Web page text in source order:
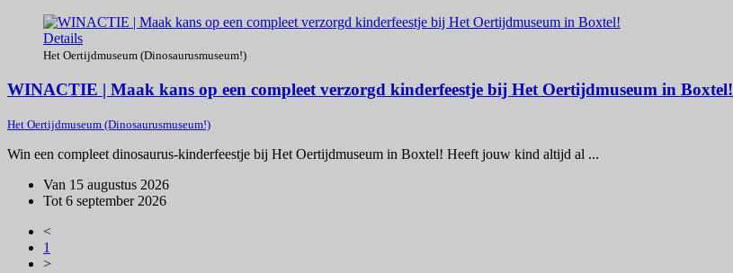
Details
Het Oertijdmuseum (Dinosaurusmuseum!)
WINACTIE | Maak kans op een compleet verzorgd kinderfeestje bij Het Oertijdmuseum in Boxtel!
Het Oertijdmuseum (Dinosaurusmuseum!)
Win een compleet dinosaurus-kinderfeestje bij Het Oertijdmuseum in Boxtel! Heeft jouw kind altijd al ...
Van 15 augustus 2026
Tot 6 september 2026
<
1
>